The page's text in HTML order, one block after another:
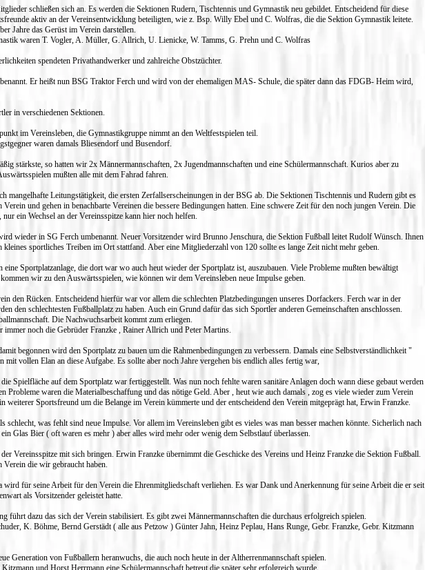
schließen sich an. Es werden die Sektionen Rudern, Tischtennis und Gymnastik neu gebildet. Entscheidend für diese
aktiv an der Vereinsentwicklung beteiligten, wie z. Bsp. Willy Ebel und C. Wolfras, die die Sektion Gymnastik leitete.
Jahre das Gerüst im Verein darstellen.
waren T. Vogler, A. Müller, G. Allrich, U. Lienicke, W. Tamms, G. Prehn und C. Wolfras
spendeten Privathandwerker und zahlreiche Obstzüchter.
Er heißt nun BSG Traktor Ferch und wird von der ehemaligen MAS- Schule, die später dann das FDGB- Heim wird,
in verschiedenen Sektionen.
im Vereinsleben, die Gymnastikgruppe nimmt an den Weltfestspielen teil.
waren damals Bliesendorf und Busendorf.
stärkste, so hatten wir 2x Männermannschaften, 2x Jugendmannschaften und eine Schülermannschaft. Kurios aber zu
mußten alle mit dem Fahrad fahren.
mangelhafte Leitungstätigkeit, die ersten Zerfallserscheinungen in der BSG ab. Die Sektionen Tischtennis und Rudern gibt es
und gehen in benachbarte Vereinen die bessere Bedingungen hatten. Eine schwere Zeit für den noch jungen Verein. Die
ein Wechsel an der Vereinsspitze kann hier noch helfen.
wieder in SG Ferch umbenannt. Neuer Vorsitzender wird Brunno Jenschura, die Sektion Fußball leitet Rudolf Wünsch. Ihnen
kleines sportliches Treiben im Ort stattfand. Aber eine Mitgliederzahl von 120 sollte es lange Zeit nicht mehr geben.
Sportplatzanlage, die dort war wo auch heut wieder der Sportplatz ist, auszubauen. Viele Probleme mußten bewältigt
wir zu den Auswärtsspielen, wie können wir dem Vereinsleben neue Impulse geben.
den Rücken. Entscheidend hierfür war vor allem die schlechten Platzbedingungen unseres Dorfackers. Ferch war in der
den schlechtesten Fußballplatz zu haben. Auch ein Grund dafür das sich Sportler anderen Gemeinschaften anschlossen.
Die Nachwuchsarbeit kommt zum erliegen.
immer noch die Gebrüder Franzke , Rainer Allrich und Peter Martins.
begonnen wird den Sportplatz zu bauen um die Rahmenbedingungen zu verbessern. Damals eine Selbstverständlichkeit "
vollen Elan an diese Aufgabe. Es sollte aber noch Jahre vergehen bis endlich alles fertig war,
Spielfläche auf dem Sportplatz war fertiggestellt. Was nun noch fehlte waren sanitäre Anlagen doch wann diese gebaut werden
Probleme waren die Materialbeschaffung und das nötige Geld. Aber , heut wie auch damals , zog es viele wieder zum Verein
weiterer Sportsfreund um die Belange im Verein kümmerte und der entscheidend den Verein mitgeprägt hat, Erwin Franzke.
schlecht, was fehlt sind neue Impulse. Vor allem im Vereinsleben gibt es vieles was man besser machen könnte. Sicherlich nach
Glas Bier ( oft waren es mehr ) aber alles wird mehr oder wenig dem Selbstlauf überlassen.
Vereinsspitze mit sich bringen. Erwin Franzke übernimmt die Geschicke des Vereins und Heinz Franzke die Sektion Fußball.
die wir gebraucht haben.
wird für seine Arbeit für den Verein die Ehrenmitgliedschaft verliehen. Es war Dank und Anerkennung für seine Arbeit die er seit
als Vorsitzender geleistet hatte.
führt dazu das sich der Verein stabilisiert. Es gibt zwei Männermannschaften die durchaus erfolgreich spielen.
K. Böhme, Bernd Gerstädt ( alle aus Petzow ) Günter Jahn, Heinz Peplau, Hans Runge, Gebr. Franzke, Gebr. Kitzmann
Generation von Fußballern heranwuchs, die auch noch heute in der Altherrenmannschaft spielen.
und Horst Herrmann eine Schülermannschaft betreut die später sehr erfolgreich wurde.